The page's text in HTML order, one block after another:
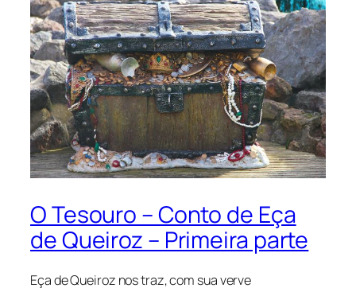
O Tesouro – Conto de Eça
de Queiroz – Primeira parte
Eça de Queiroz nos traz, com sua verve